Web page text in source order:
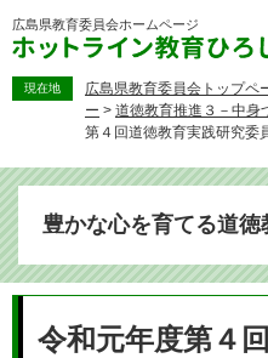
ー
で
す。
広島県教育委員会ホームページ
現在地 広島県教育委員会トップペ
ー > 道徳教育推進３－中身
第４回道徳教育実践研究委
豊かな心を育てる道徳
令和元年度第４